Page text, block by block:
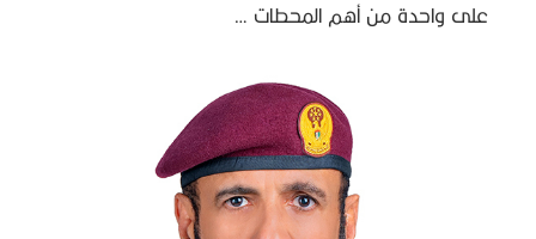
على واحدة من أهم المحطات …